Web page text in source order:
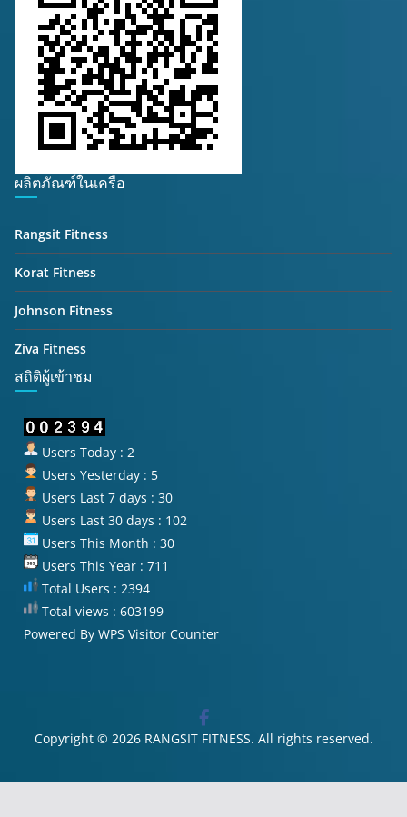
ผลิตภัณฑ์ในเครือ
Rangsit Fitness
Korat Fitness
Johnson Fitness
Ziva Fitness
สถิติผู้เข้าชม
Users Today : 2
Users Yesterday : 5
Users Last 7 days : 30
Users Last 30 days : 102
Users This Month : 30
Users This Year : 711
Total Users : 2394
Total views : 603199
Powered By WPS Visitor Counter
Copyright © 2026 RANGSIT FITNESS. All rights reserved.